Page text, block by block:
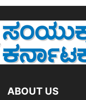
ABOUT US